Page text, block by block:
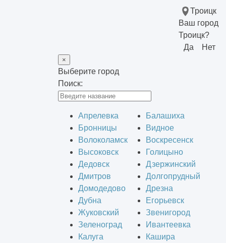
Троицк
Ваш город
Троицк?
Да
Нет
×
Выберите город
Поиск:
Апрелевка
Балашиха
Бронницы
Видное
Волоколамск
Воскресенск
Высоковск
Голицыно
Дедовск
Дзержинский
Дмитров
Долгопрудный
Домодедово
Дрезна
Дубна
Егорьевск
Жуковский
Звенигород
Зеленоград
Ивантеевка
Калуга
Кашира